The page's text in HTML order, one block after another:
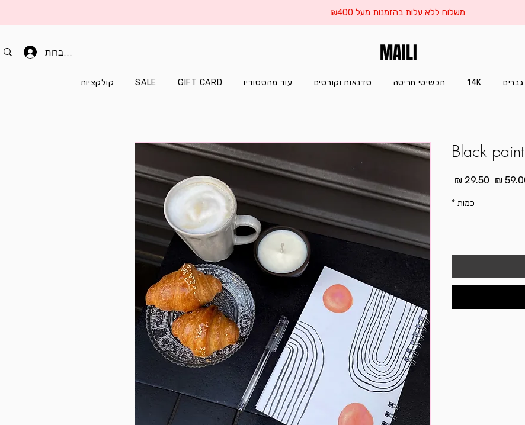
משלוח ללא עלות בהזמנות מעל ₪400
להתחברות MAILI
קולקציות SALE GIFT CARD עוד מהסטודיו סדנאות וקורסים תכשיטי חריטה 14K גברים
Black paint
מחיר
כמות *